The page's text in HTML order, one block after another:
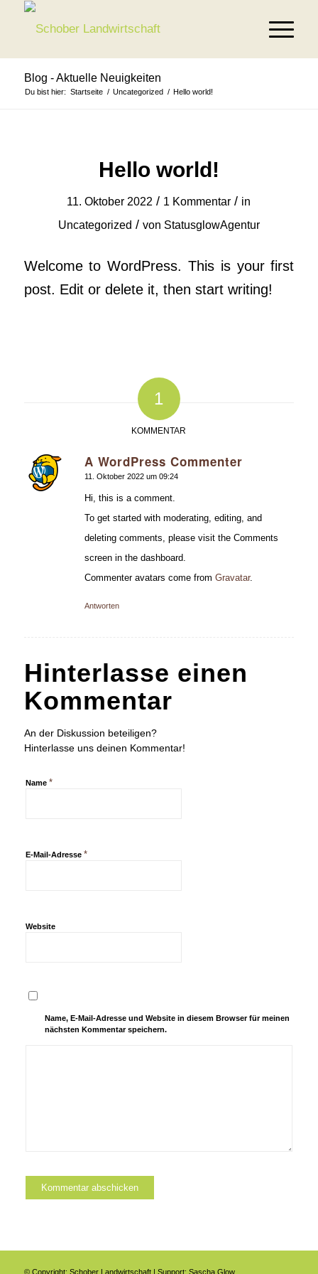
Blog - Aktuelle Neuigkeiten
Du bist hier: Startseite / Uncategorized / Hello world!
Hello world!
11. Oktober 2022 / 1 Kommentar / in
Uncategorized / von StatusglowAgentur
Welcome to WordPress. This is your first
post. Edit or delete it, then start writing!
1
KOMMENTAR
A WordPress Commenter
sagte:
11. Oktober 2022 um 09:24
Hi, this is a comment.
To get started with moderating, editing, and
deleting comments, please visit the Comments
screen in the dashboard.
Commenter avatars come from Gravatar.
Antworten
Hinterlasse einen
Kommentar
An der Diskussion beteiligen?
Hinterlasse uns deinen Kommentar!
Name *
E-Mail-Adresse *
Website
Name, E-Mail-Adresse und Website in diesem Browser für meinen
nächsten Kommentar speichern.
© Copyright: Schober Landwirtschaft| Support: Sascha Glow